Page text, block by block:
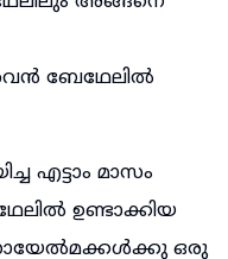
ബേഥേലിൽ
എട്ടാം മാസം
ഉണ്ടാക്കിയ
ഒരു